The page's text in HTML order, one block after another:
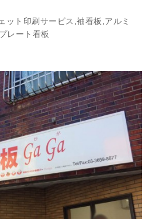
ット印刷サービス ,袖看板 アルミ
プレート看板